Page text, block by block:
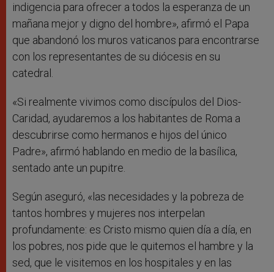
indigencia para ofrecer a todos la esperanza de un
mañana mejor y digno del hombre», afirmó el Papa
que abandonó los muros vaticanos para encontrarse
con los representantes de su diócesis en su
catedral.
«Si realmente vivimos como discípulos del Dios-
Caridad, ayudaremos a los habitantes de Roma a
descubrirse como hermanos e hijos del único
Padre», afirmó hablando en medio de la basílica,
sentado ante un pupitre.
Según aseguró, «las necesidades y la pobreza de
tantos hombres y mujeres nos interpelan
profundamente: es Cristo mismo quien día a día, en
los pobres, nos pide que le quitemos el hambre y la
sed, que le visitemos en los hospitales y en las